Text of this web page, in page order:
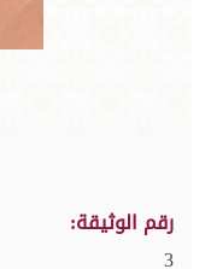
رقم الوثيقة:
3